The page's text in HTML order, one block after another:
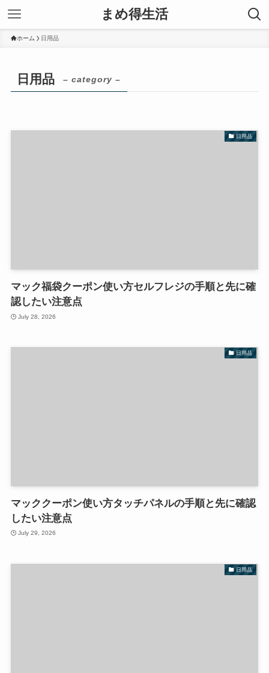
まめ得生活
ホーム 日用品
日用品 – category –
日用品
マック福袋クーポン使い方セルフレジの手順と先に確
認したい注意点
July 28, 2026
日用品
マッククーポン使い方タッチパネルの手順と先に確認
したい注意点
July 29, 2026
日用品